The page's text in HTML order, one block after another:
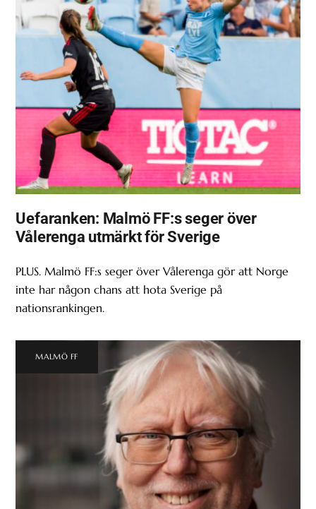
Uefaranken: Malmö FF:s seger över
Vålerenga utmärkt för Sverige
PLUS. Malmö FF:s seger över Vålerenga gör att Norge
inte har någon chans att hota Sverige på
nationsrankingen.
MALMÖ FF